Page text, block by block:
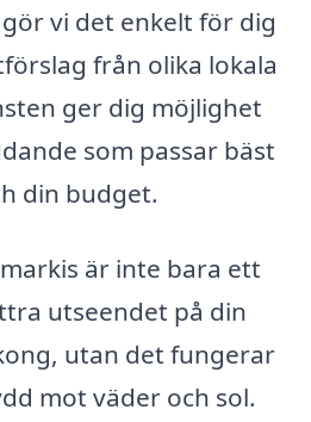
vi det enkelt för dig
från olika lokala
ger dig möjlighet
som passar bäst
din budget.
är inte bara ett
utseendet på din
utan det fungerar
mot väder och sol.